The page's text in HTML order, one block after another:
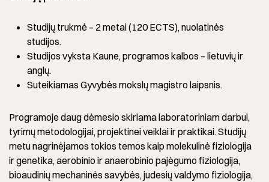
Studijų trukmė – 2 metai (120 ECTS), nuolatinės
studijos.
Studijos vyksta Kaune, programos kalbos – lietuvių ir
anglų.
Suteikiamas Gyvybės mokslų magistro laipsnis.
Programoje daug dėmesio skiriama laboratoriniam darbui,
tyrimų metodologijai, projektinei veiklai ir praktikai. Studijų
metu nagrinėjamos tokios temos kaip molekulinė fiziologija
ir genetika, aerobinio ir anaerobinio pajėgumo fiziologija,
bioaudinių mechaninės savybės, judesių valdymo fiziologija,